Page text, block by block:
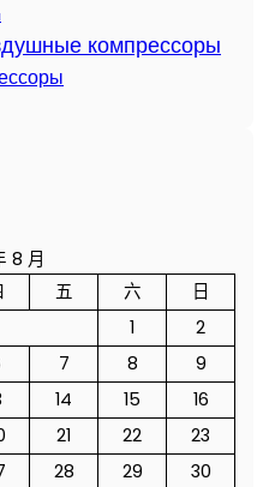
компрессоры
8 月
五 六
日
1
2
7 8
9
14 15
16
21 22
23
28 29
30